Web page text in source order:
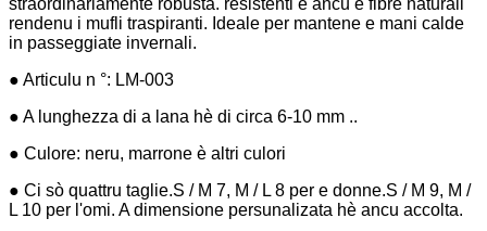
straordinariamente robusta. resistenti è ancu e fibre naturali
rendenu i mufli traspiranti. Ideale per mantene e mani calde
in passeggiate invernali.
● Articulu n °: LM-003
● A lunghezza di a lana hè di circa 6-10 mm ..
● Culore: neru, marrone è altri culori
● Ci sò quattru taglie.S / M 7, M / L 8 per e donne.S / M 9, M /
L 10 per l'omi. A dimensione persunalizata hè ancu accolta.